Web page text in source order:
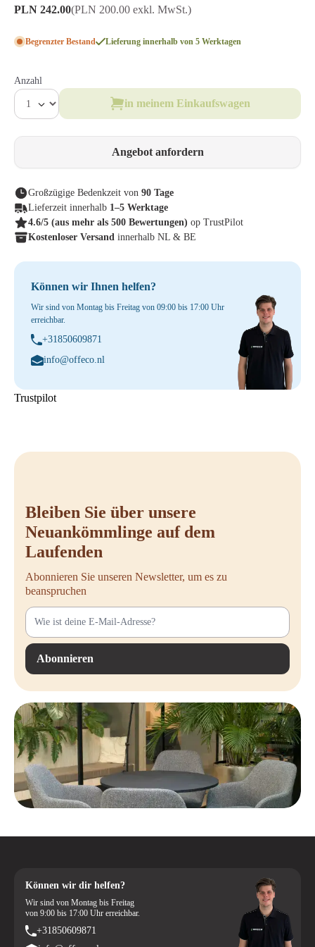
PLN 242.00(PLN 200.00 exkl. MwSt.)
Begrenzter Bestand Lieferung innerhalb von 5 Werktagen
Anzahl
in meinem Einkaufswagen
Angebot anfordern
Großzügige Bedenkzeit von 90 Tage
Lieferzeit innerhalb 1–5 Werktage
4.6/5 (aus mehr als 500 Bewertungen) op TrustPilot
Kostenloser Versand innerhalb NL & BE
Können wir Ihnen helfen?
Wir sind von Montag bis Freitag von 09:00 bis 17:00 Uhr
erreichbar.
+31850609871
info@offeco.nl
Trustpilot
Bleiben Sie über unsere
Neuankömmlinge auf dem
Laufenden
Abonnieren Sie unseren Newsletter, um es zu
beanspruchen
Abonnieren
Können wir dir helfen?
Wir sind von Montag bis Freitag
von 9:00 bis 17:00 Uhr erreichbar.
+31850609871